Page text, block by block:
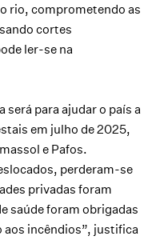
rio, comprometendo as
cortes
ler-se na
será para ajudar o país a
em julho de 2025,
e Pafos.
perderam-se
privadas foram
saúde foram obrigadas
aos incêndios”, justifica